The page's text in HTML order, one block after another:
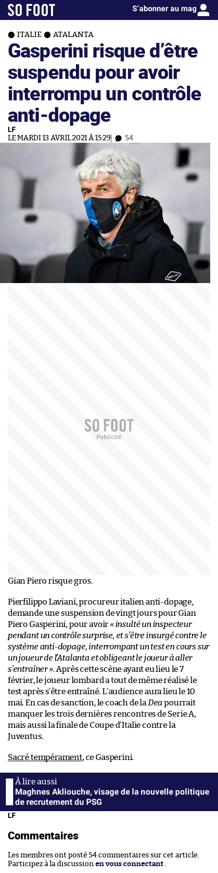
S’abonner au mag
ITALIE ATALANTA
Gasperini risque d’être
suspendu pour avoir
interrompu un contrôle
anti-dopage
LF
LE MARDI 13 AVRIL 2021 À 15:29 54
Gian Piero risque gros.
Pierfilippo Laviani, procureur italien anti-dopage,
demande une suspension de vingt jours pour Gian
Piero Gasperini, pour avoir« insulté un inspecteur
pendant un contrôle surprise, et s’être insurgé contre le
système anti-dopage, interrompant un test en cours sur
un joueur de l’Atalanta et obligeant le joueur à aller
s’entraîner ». Après cette scène ayant eu lieu le 7
février, le joueur lombard a tout de même réalisé le
test après s’être entraîné. L’audience aura lieu le 10
mai. En cas de sanction, le coach de la Dea pourrait
manquer les trois dernières rencontres de Serie A,
mais aussi la finale de Coupe d’Italie contre la
Juventus.
Sacré tempérament, ce Gasperini.
Maghnes Akliouche, visage de la nouvelle politique
de recrutement du PSG
LF
Commentaires
Les membres ont posté 54 commentaires sur cet article.
Participez à la discussion en vous connectant